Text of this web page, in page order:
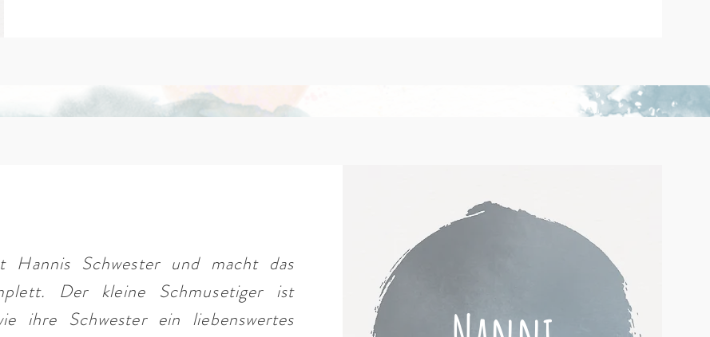
Hannis Schwester und macht das
Der kleine Schmusetiger ist
ihre Schwester ein liebenswertes